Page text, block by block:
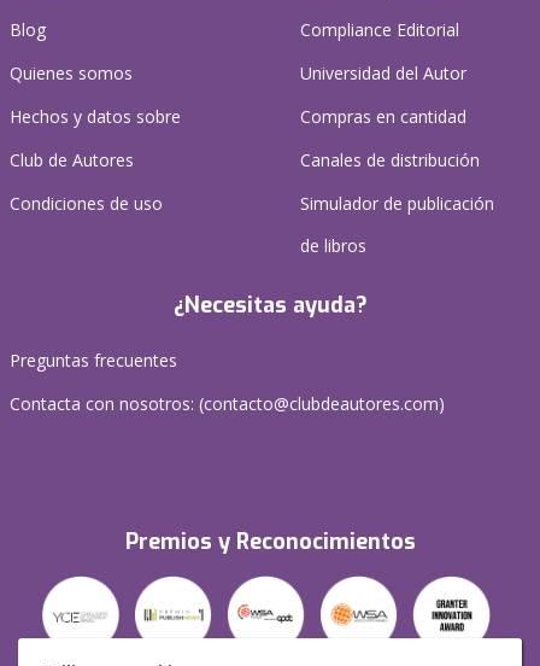
Blog
Quienes somos
Hechos y datos sobre
Club de Autores
Condiciones de uso
Compliance Editorial
Universidad del Autor
Compras en cantidad
Canales de distribución
Simulador de publicación
de libros
¿Necesitas ayuda?
Preguntas frecuentes
Contacta con nosotros: (contacto@clubdeautores.com)
Premios y Reconocimientos